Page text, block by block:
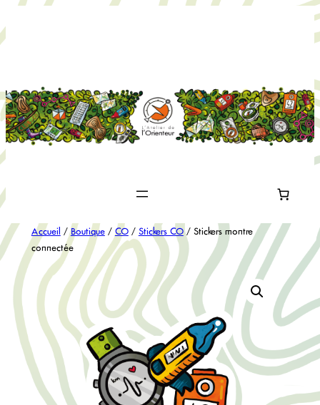
Accueil /Boutique/ CO/ Stickers CO/ Stickers montre
connectée